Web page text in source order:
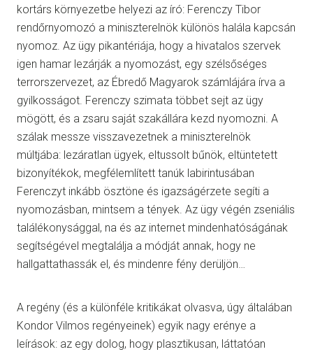
kortárs környezetbe helyezi az író: Ferenczy Tibor
rendőrnyomozó a miniszterelnök különös halála kapcsán
nyomoz. Az ügy pikantériája, hogy a hivatalos szervek
igen hamar lezárják a nyomozást, egy szélsőséges
terrorszervezet, az Ébredő Magyarok számlájára írva a
gyilkosságot. Ferenczy szimata többet sejt az ügy
mögött, és a zsaru saját szakállára kezd nyomozni. A
szálak messze visszavezetnek a miniszterelnök
múltjába: lezáratlan ügyek, eltussolt bűnök, eltüntetett
bizonyítékok, megfélemlített tanúk labirintusában
Ferenczyt inkább ösztöne és igazságérzete segíti a
nyomozásban, mintsem a tények. Az ügy végén zseniális
találékonysággal, na és az internet mindenhatóságának
segítségével megtalálja a módját annak, hogy ne
hallgattathassák el, és mindenre fény derüljön…
A regény (és a különféle kritikákat olvasva, úgy általában
Kondor Vilmos regényeinek) egyik nagy erénye a
leírások: az egy dolog, hogy plasztikusan, láttatóan